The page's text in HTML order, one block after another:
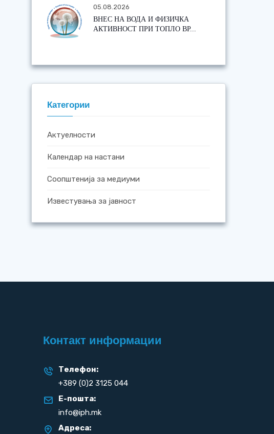
05.08.2026
ВНЕС НА ВОДА И ФИЗИЧКА
АКТИВНОСТ ПРИ ТОПЛО ВР...
Категории
Актуелности
Календар на настани
Соопштенија за медиуми
Известувања за јавност
Контакт информации
Телефон:
+389 (0)2 3125 044
Е-пошта:
info@iph.mk
Адреса: